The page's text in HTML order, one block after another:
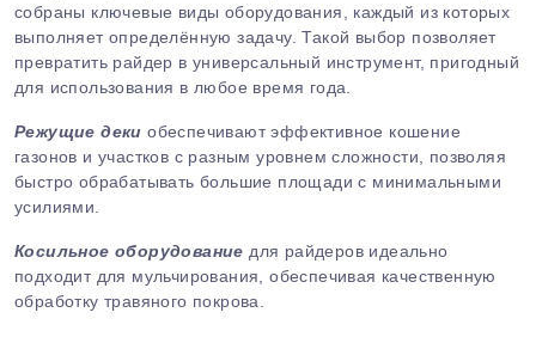
собраны ключевые виды оборудования, каждый из которых
выполняет определённую задачу. Такой выбор позволяет
превратить райдер в универсальный инструмент, пригодный
для использования в любое время года.
Режущие деки обеспечивают эффективное кошение
газонов и участков с разным уровнем сложности, позволяя
быстро обрабатывать большие площади с минимальными
усилиями.
Косильное оборудование для райдеров идеально
подходит для мульчирования, обеспечивая качественную
обработку травяного покрова.